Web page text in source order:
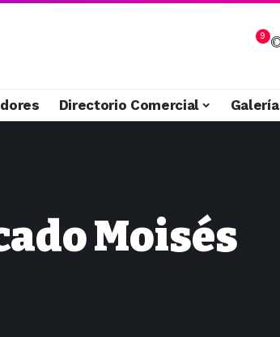
9
Directorio Comercial Galería
Moisés